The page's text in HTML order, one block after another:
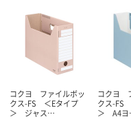
コクヨ ファイルボッ
クス-FS ＜Eタイプ
＞ ジャス…
コクヨ
クス-FS
＞ A4